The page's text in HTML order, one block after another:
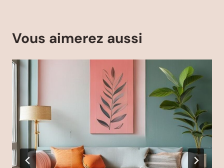
Vous aimerez aussi